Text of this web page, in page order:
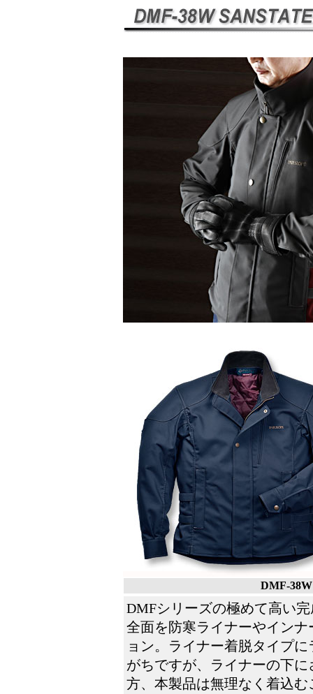
DMF-
DMFシリーズの極めて高い
全面を防寒ライナーやインナ
ョン。ライナー着脱タイプ
がちですが、ライナーの下
方、本製品は無理なく着込